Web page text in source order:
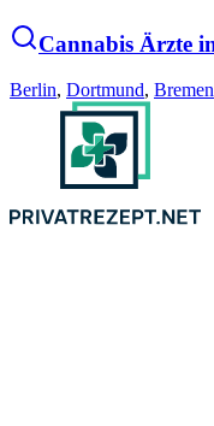
Cannabis Ärzte
Berlin, Dortmund, Bremen